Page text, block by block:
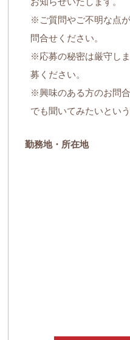
※ご質問やご不明な点
問合せください。
※応募の秘密は厳守し
募ください。
※興味のある方のお問
でも聞いてみたいとい
勤務地・所在地